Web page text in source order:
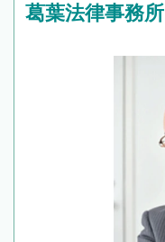
葛葉法律事務所